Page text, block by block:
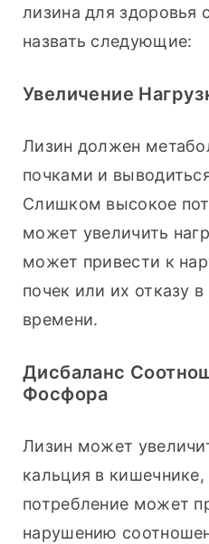
лизина для здоровья
назвать следующие:
Увеличение
Лизин должен
почками и
Слишком высокое
может увеличить
может привести к
почек или их отказу
времени.
Дисбаланс
Фосфора
Лизин может
кальция в
потребление может
нарушению